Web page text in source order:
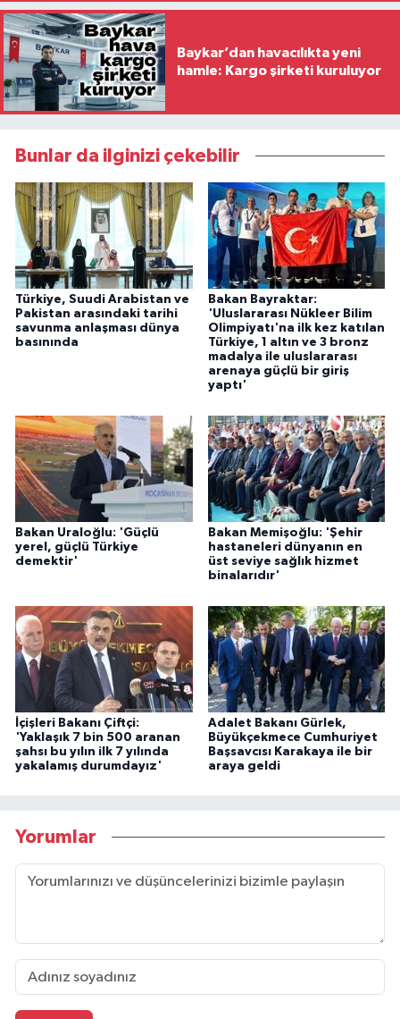
Baykar’dan havacılıkta yeni
hamle: Kargo şirketi kuruluyor
Bunlar da ilginizi çekebilir
Türkiye, Suudi Arabistan ve
Pakistan arasındaki tarihi
savunma anlaşması dünya
basınında
Bakan Bayraktar:
'Uluslararası Nükleer Bilim
Olimpiyatı'na ilk kez katılan
Türkiye, 1 altın ve 3 bronz
madalya ile uluslararası
arenaya güçlü bir giriş
yaptı'
Bakan Uraloğlu: 'Güçlü
yerel, güçlü Türkiye
demektir'
Bakan Memişoğlu: 'Şehir
hastaneleri dünyanın en
üst seviye sağlık hizmet
binalarıdır'
İçişleri Bakanı Çiftçi:
'Yaklaşık 7 bin 500 aranan
şahsı bu yılın ilk 7 yılında
yakalamış durumdayız'
Adalet Bakanı Gürlek,
Büyükçekmece Cumhuriyet
Başsavcısı Karakaya ile bir
araya geldi
Yorumlar